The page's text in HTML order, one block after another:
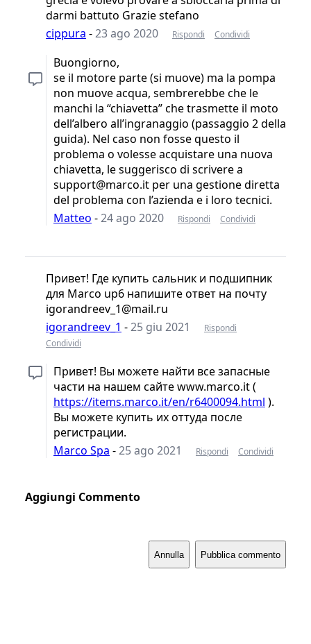
darmi battuto Grazie stefano
cippura -23 ago 2020 Rispondi Condividi
Buongiorno,
se il motore parte (si muove) ma la pompa
non muove acqua, sembrerebbe che le
manchi la “chiavetta” che trasmette il moto
dell’albero all’ingranaggio (passaggio 2 della
guida). Nel caso non fosse questo il
problema o volesse acquistare una nuova
chiavetta, le suggerisco di scrivere a
support@marco.it per una gestione diretta
del problema con l’azienda e i loro tecnici.
Matteo -24 ago 2020 Rispondi Condividi
Привет! Где купить сальник и подшипник
для Marco up6 напишите ответ на почту
igorandreev_1@mail.ru
igorandreev_1 -25 giu 2021
Rispondi
Condividi
Привет! Вы можете найти все запасные
части на нашем сайте www.marco.it (
https://items.marco.it/en/r6400094.html ).
Вы можете купить их оттуда после
регистрации.
Marco Spa -25 ago 2021 Rispondi Condividi
Aggiungi Commento
Annulla Pubblica commento